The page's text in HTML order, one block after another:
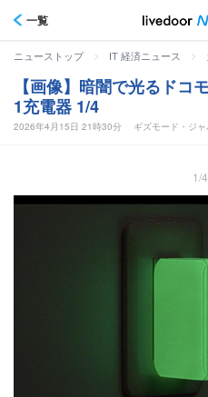
一覧
ニューストップ > IT 経済ニュース >
【画像】暗闇で光るドコ
1充電器 1/4
2026年4月15日 21時30分 ギズモード・ジャ
1/4